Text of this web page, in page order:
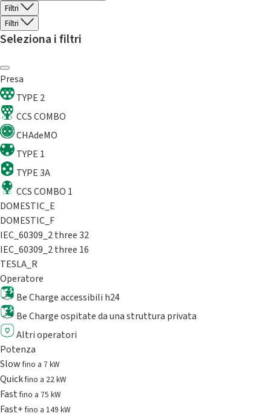
Filtri
Filtri
Seleziona i filtri
Presa
TYPE 2
CCS COMBO
CHAdeMO
TYPE 1
TYPE 3A
CCS COMBO 1
DOMESTIC_E
DOMESTIC_F
IEC_60309_2 three 32
IEC_60309_2 three 16
TESLA_R
Operatore
Be Charge accessibili h24
Be Charge ospitate da una struttura privata
Altri operatori
Potenza
Slowfino a 7 kW
Quickfino a 22 kW
Fastfino a 75 kW
Fast+fino a 149 kW